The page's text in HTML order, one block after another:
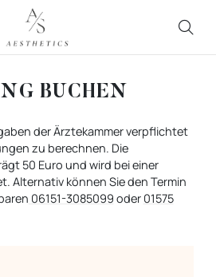
BUCHEN
der Ärztekammer verpflichtet
zu berechnen. Die
50 Euro und wird bei einer
Alternativ können Sie den Termin
06151-3085099 oder 01575